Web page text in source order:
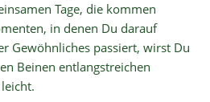
Tage, die kommen
in denen Du darauf
Gewöhnliches passiert, wirst Du
Beinen entlangstreichen